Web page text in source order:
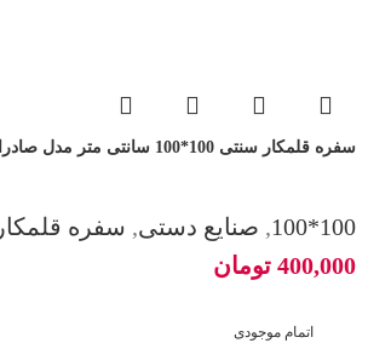
سفره قلمکار سنتی 100*100 سانتی متر مدل صادراتی کد 018
100*100
, صنایع دستی, سفره قلمکار
400,000 تومان
اتمام موجودی